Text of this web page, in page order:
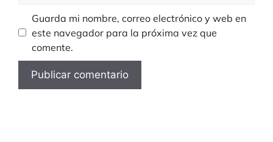
Guarda mi nombre, correo electrónico y web en
este navegador para la próxima vez que
comente.